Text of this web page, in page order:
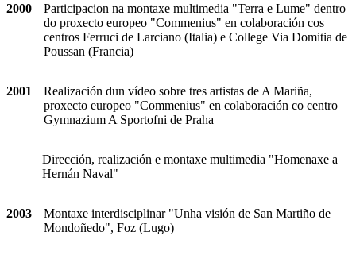
2000
Participacion na montaxe multimedia "Terra e Lume" dentro
do proxecto europeo "Commenius" en colaboración cos
centros Ferruci de Larciano (Italia) e College Via Domitia de
Poussan (Francia)
2001
Realización dun vídeo sobre tres artistas de A Mariña,
proxecto europeo "Commenius" en colaboración co centro
Gymnazium A Sportofni de Praha
Dirección, realización e montaxe multimedia "Homenaxe a
Hernán Naval"
2003
Montaxe interdisciplinar "Unha visión de San Martiño de
Mondoñedo", Foz (Lugo)